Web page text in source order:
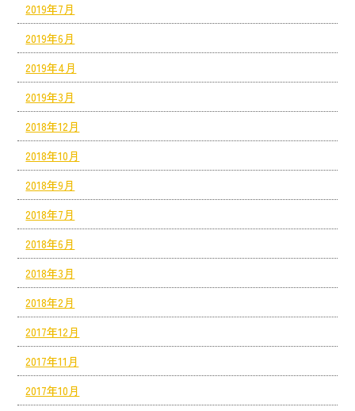
2019年7月
2019年6月
2019年4月
2019年3月
2018年12月
2018年10月
2018年9月
2018年7月
2018年6月
2018年3月
2018年2月
2017年12月
2017年11月
2017年10月